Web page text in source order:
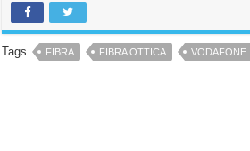
Tags FIBRA FIBRA OTTICA VODAFONE